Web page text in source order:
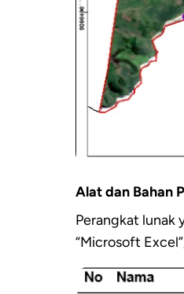
Alat dan Bahan
Perangkat lunak
“Microsoft